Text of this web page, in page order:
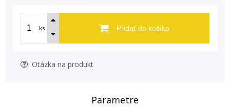
ks Pridať do košíka
Otázka na produkt
Parametre